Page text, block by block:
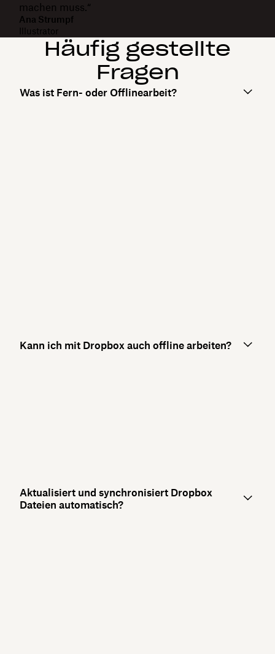
machen muss.“
Ana Strumpf
Illustrator
Häufig gestellte
Fragen
Was ist Fern- oder Offlinearbeit?
Kann ich mit Dropbox auch offline arbeiten?
Aktualisiert und synchronisiert Dropbox
Dateien automatisch?